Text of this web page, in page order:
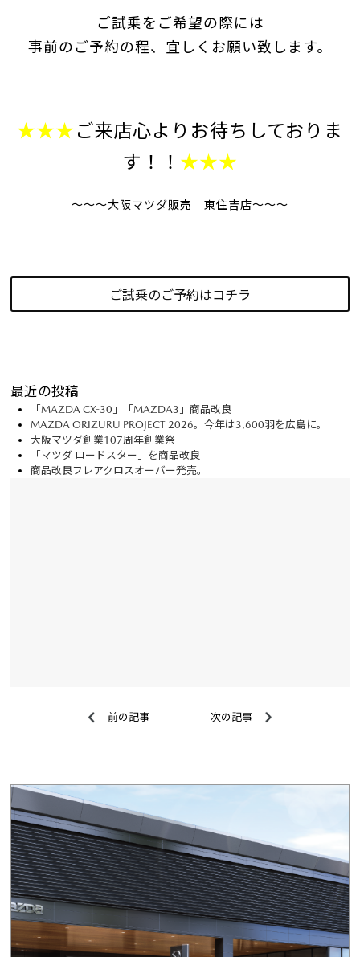
ご試乗をご希望の際には
事前のご予約の程、宜しくお願い致します。
★★★ ご来店心よりお待ちしておりま
す！！ ★★★
～～～大阪マツダ販売 東住吉店～～～
ご試乗のご予約はコチラ
最近の投稿
「MAZDA CX-30」「MAZDA3」商品改良
MAZDA ORIZURU PROJECT 2026。今年は3,600羽を広島に。
大阪マツダ創業107周年創業祭
「マツダ ロードスター」を商品改良
商品改良フレアクロスオーバー発売。
前の記事 次の記事